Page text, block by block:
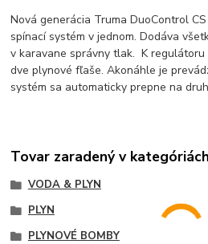
Nová generácia Truma DuoControl
spínací systém v jednom. Dodáva
v karavane správny tlak. K
dve plynové fľaše. Akonáhle je
systém sa automaticky prepne na
Tovar zaradený v kategóriách
VODA & PLYN
PLYN
PLYNOVÉ BOMBY